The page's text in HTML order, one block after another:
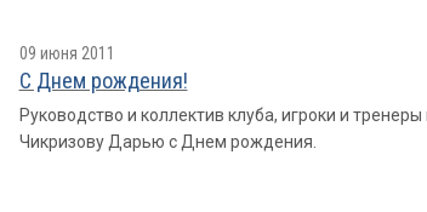
09 июня 2011
С Днем рождения!
Руководство и коллектив клуба, игроки и
Чикризову Дарью с Днем рождения.